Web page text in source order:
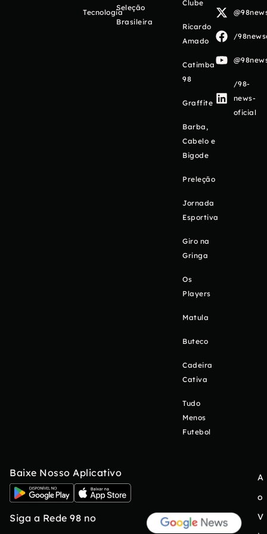
Tecnologia
Seleção
Brasileira
Clube
Ricardo
Amado
Catimba
98
Graffite
Barba,
Cabelo e
Bigode
Preleção
Jornada
Esportiva
Giro na
Gringa
Os
Players
Matula
Buteco
Cadeira
Cativa
Tudo
Menos
Futebol
/
/98-
news-
oficial
Baixe Nosso Aplicativo
Siga a Rede 98 no
A
o
V